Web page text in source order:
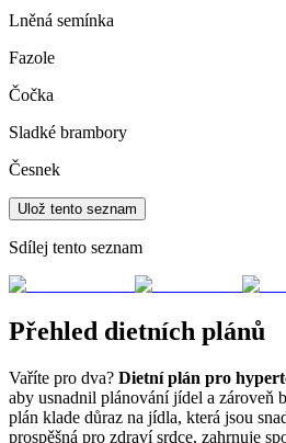
Lněná semínka
Fazole
Čočka
Sladké brambory
Česnek
Ulož tento seznam
Sdílej tento seznam
Přehled dietních plánů
Vaříte pro dva? Dietní plán pro
aby usnadnil plánování jídel a zároveň
plán klade důraz na jídla, která jsou
prospěšná pro zdraví srdce, zahrnuje